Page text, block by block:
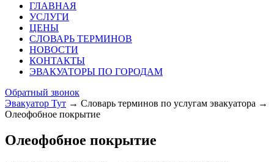
ГЛАВНАЯ
УСЛУГИ
ЦЕНЫ
СЛОВАРЬ ТЕРМИНОВ
НОВОСТИ
КОНТАКТЫ
ЭВАКУАТОРЫ ПО ГОРОДАМ
Обратный звонок
Эвакуатор Тут → Словарь терминов по услугам эвакуатора →
Олеофобное покрытие
Олеофобное покрытие